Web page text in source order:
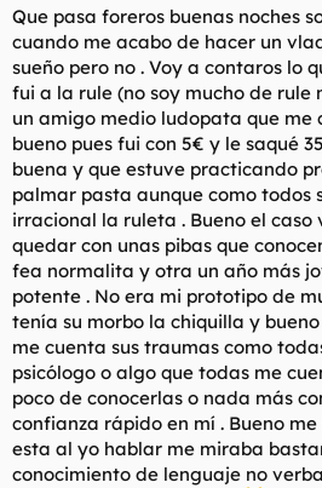
r
e
l
t
e
m
a
n
c
i
o
Que pasa foreros buenas noches
cuando me acabo de hacer un
sueño pero no . Voy a contaros lo
fui a la rule (no soy mucho de rule
un amigo medio ludopata que me
bueno pues fui con 5€ y le saqué
buena y que estuve practicando
palmar pasta aunque como todos
irracional la ruleta . Bueno el caso
quedar con unas pibas que
fea normalita y otra un año más
potente . No era mi prototipo de
tenía su morbo la chiquilla y
me cuenta sus traumas como
psicólogo o algo que todas me
poco de conocerlas o nada más
confianza rápido en mí . Bueno
esta al yo hablar me miraba
conocimiento de lenguaje no